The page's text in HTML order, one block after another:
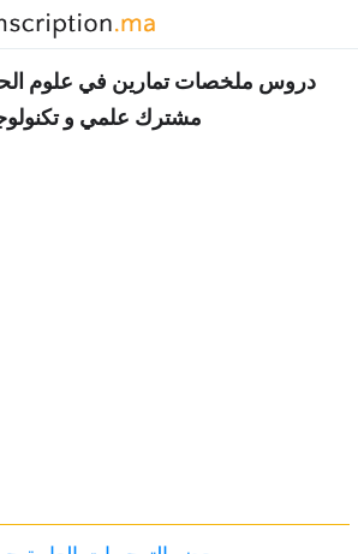
دروس ملخصات تمارين في علوم
مشترك علمي و